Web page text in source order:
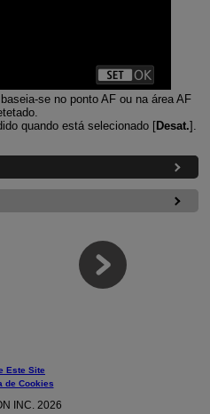
se no ponto AF ou na área AF
quando está selecionado [Desat.].
Este Site
de Cookies
INC. 2026